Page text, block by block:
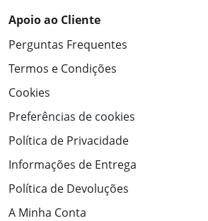
Apoio ao Cliente
Perguntas Frequentes
Termos e Condições
Cookies
Preferências de cookies
Política de Privacidade
Informações de Entrega
Política de Devoluções
A Minha Conta